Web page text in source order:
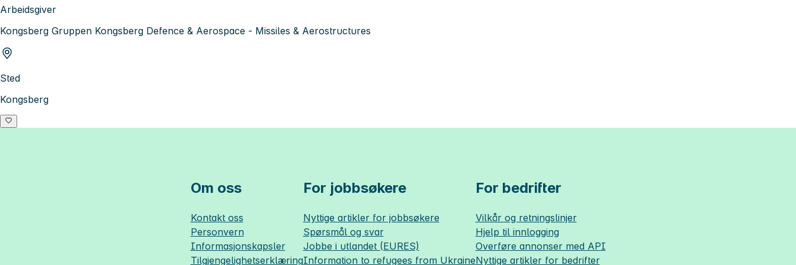
Arbeidsgiver
Kongsberg Gruppen Kongsberg Defence & Aerospace - Missiles & Aerostructures
Sted
Kongsberg
Om oss
Kontakt oss
Personvern
Informasjonskapsler
Tilgjengelighetserklæring
For jobbsøkere
Nyttige artikler for jobbsøkere
Spørsmål og svar
Jobbe i utlandet (EURES)
Information to refugees from Ukraine
For bedrifter
Vilkår og retningslinjer
Hjelp til innlogging
Overføre annonser med API
Nyttige artikler for bedrifter